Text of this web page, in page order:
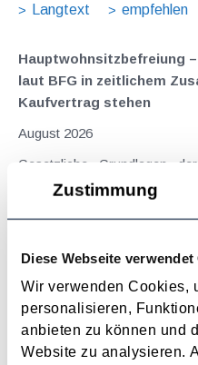
Zustimmung
Diese Webseite verwendet
Wir verwenden Cookies,
personalisieren,
anbieten zu können und
Website zu analysieren.
Langtext
empfehlen
Hauptwohnsitz​­befreiung
laut BFG in zeitlichem
Kaufvertrag stehen
August 2026
Gesetzliche Grundlagen der
Ausnahme von der bei
Hauptwohnsitzbefreiung erfüllt
Langtext
empfehlen
Tagesgelder auch bei
Nächtigung